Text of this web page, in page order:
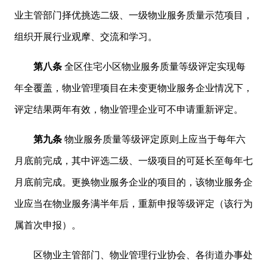
业主管部门择优挑选二级、一级物业服务质量示范项目，
组织开展行业观摩、交流和学习。
第八条全区住宅小区物业服务质量等级评定实现每
年全覆盖，物业管理项目在未变更物业服务企业情况下，
评定结果两年有效，物业管理企业可不申请重新评定。
第九条物业服务质量等级评定原则上应当于每年六
月底前完成，其中评选二级、一级项目的可延长至每年七
月底前完成。更换物业服务企业的项目的，该物业服务企
业应当在物业服务满半年后，重新申报等级评定（该行为
属首次申报）。
区物业主管部门、物业管理行业协会、各街道办事处